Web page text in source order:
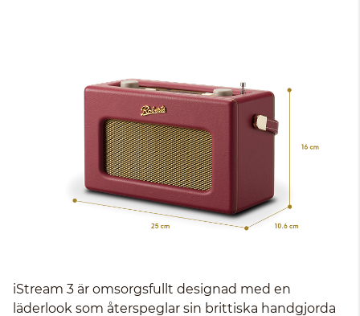
iStream 3 är omsorgsfullt designad med en
läderlook som återspeglar sin brittiska handgjorda